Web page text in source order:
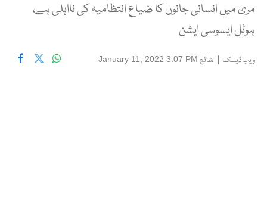
مری میں انسانی جانوں کا ضیاع انتظامیہ کی نااہلی ہے،
ہوٹل ایسوسی ایشن
ویب ڈیسک | شائع January 11, 2022 3:07 PM